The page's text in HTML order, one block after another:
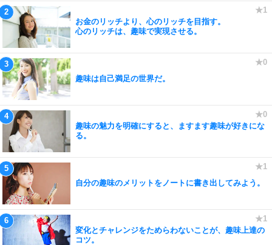
お金のリッチより、心のリッチを目指す。
心のリッチは、趣味で実現させる。
趣味は自己満足の世界だ。
趣味の魅力を明確にすると、ますます趣味が好きにな
る。
自分の趣味のメリットをノートに書き出してみよう。
変化とチャレンジをためらわないことが、趣味上達の
コツ。